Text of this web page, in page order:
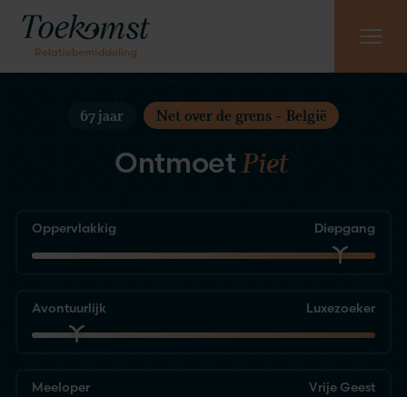
Meest gestelde vragen
Vraag gratis kennismaking aan
085 - 130 6965
67 jaar Net over de grens - België
OntmoetPiet
Oppervlakkig Diepgang
Avontuurlijk Luxezoeker
Meeloper Vrije Geest